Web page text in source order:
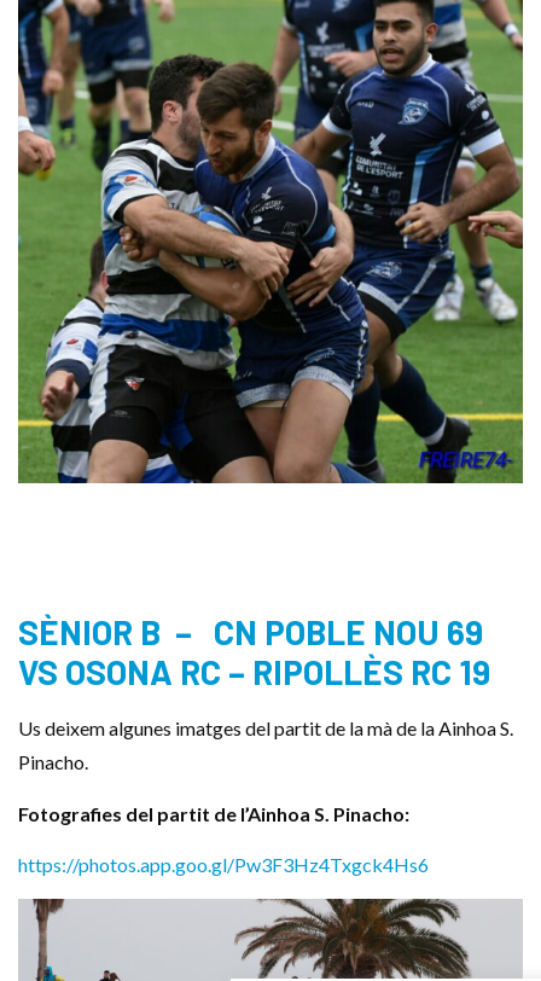
SÈNIOR B – CN POBLE NOU 69
VS OSONA RC – RIPOLLÈS RC 19
Us deixem algunes imatges del partit de la mà de la Ainhoa S.
Pinacho.
Fotografies del partit de l’Ainhoa S. Pinacho:
https://photos.app.goo.gl/Pw3F3Hz4Txgck4Hs6